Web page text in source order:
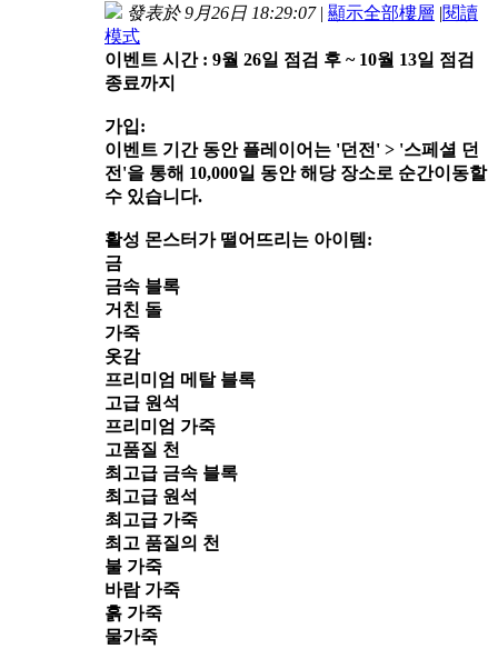
發表於 9月26日 18:29:07 | 顯示全部樓層 |閱讀
模式
이벤트 시간 : 9월 26일 점검 후 ~ 10월 13일 점검
종료까지
가입:
이벤트 기간 동안 플레이어는 '던전' > '스페셜 던
전'을 통해 10,000일 동안 해당 장소로 순간이동할
수 있습니다.
활성 몬스터가 떨어뜨리는 아이템:
금
금속 블록
거친 돌
가죽
옷감
프리미엄 메탈 블록
고급 원석
프리미엄 가죽
고품질 천
최고급 금속 블록
최고급 원석
최고급 가죽
최고 품질의 천
불 가죽
바람 가죽
흙 가죽
물가죽